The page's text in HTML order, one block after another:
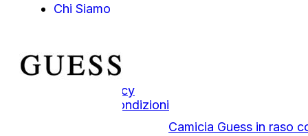
Camicia Guess in raso
Chi Siamo
Area Legale
Privacy Policy
Termini e Condizioni